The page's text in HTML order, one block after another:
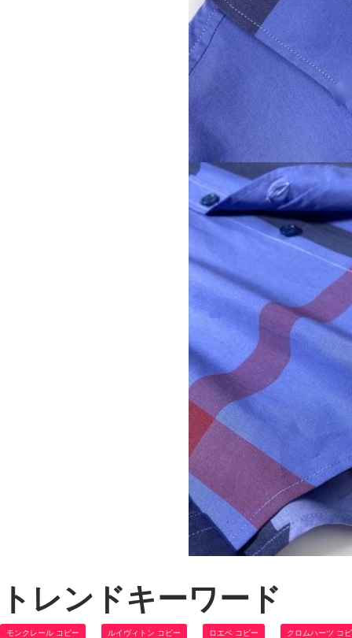
トレンドキーワード
モンクレール コピー ルイヴィトン コピー ロエベ コピー クロムハーツ コ